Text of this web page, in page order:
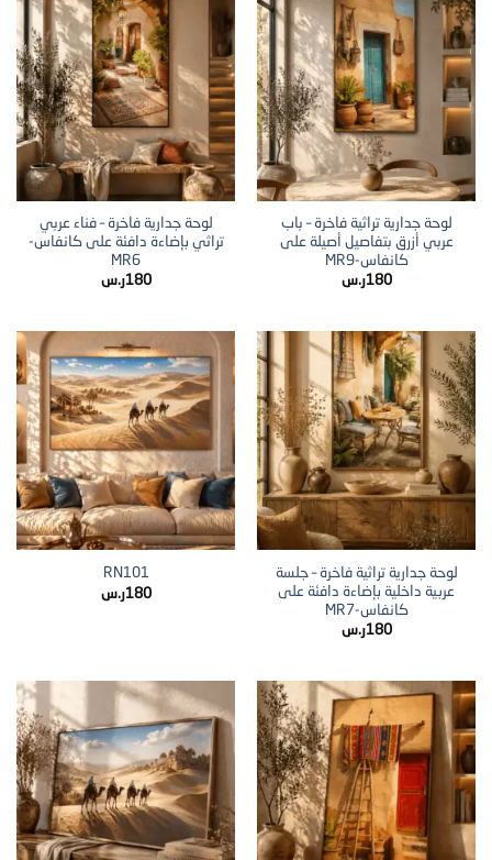
لوحة جدارية تراثية فاخرة – باب
عربي أزرق بتفاصيل أصيلة على
كانفاس-MR9
180ر.س
لوحة جدارية فاخرة – فناء عربي
تراثي بإضاءة دافئة على كانفاس-
MR6
180ر.س
لوحة جدارية تراثية فاخرة – جلسة
عربية داخلية بإضاءة دافئة على
كانفاس-MR7
180ر.س
RN101
180ر.س